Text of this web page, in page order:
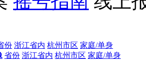
份 浙江省内 杭州市区 家庭/单身
省份 浙江省内 杭州市区 家庭/单身